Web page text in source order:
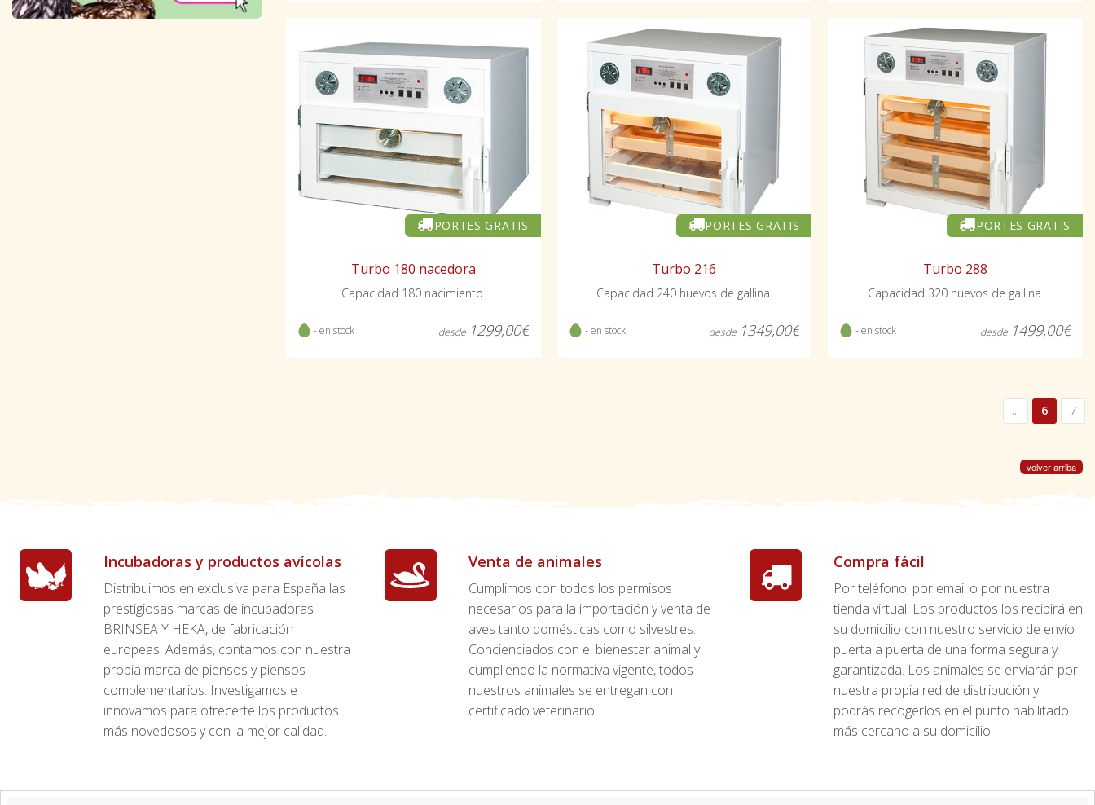
PORTES GRATIS
Turbo 180 nacedora
Capacidad 180 nacimiento.
- en stock desde 1299,00€
PORTES GRATIS
Turbo 216
Capacidad 240 huevos de gallina.
- en stock desde 1349,00€
PORTES GRATIS
Turbo 288
Capacidad 320 huevos de gallina.
- en stock desde 1499,00€
... 6 7
volver arriba
Incubadoras y productos avícolas
Distribuimos en exclusiva para España las
prestigiosas marcas de incubadoras
BRINSEA Y HEKA, de fabricación
europeas. Además, contamos con nuestra
propia marca de piensos y piensos
complementarios. Investigamos e
innovamos para ofrecerte los productos
más novedosos y con la mejor calidad.
Venta de animales
Cumplimos con todos los permisos
necesarios para la importación y venta de
aves tanto domésticas como silvestres.
Concienciados con el bienestar animal y
cumpliendo la normativa vigente, todos
nuestros animales se entregan con
certificado veterinario.
Compra fácil
Por teléfono, por email o por nuestra
tienda virtual. Los productos los recibirá en
su domicilio con nuestro servicio de envío
puerta a puerta de una forma segura y
garantizada. Los animales se enviarán por
nuestra propia red de distribución y
podrás recogerlos en el punto habilitado
más cercano a su domicilio.